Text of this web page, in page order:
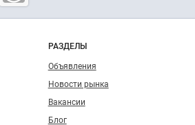
РАЗДЕЛЫ
Объявления
Новости рынка
Вакансии
Блог